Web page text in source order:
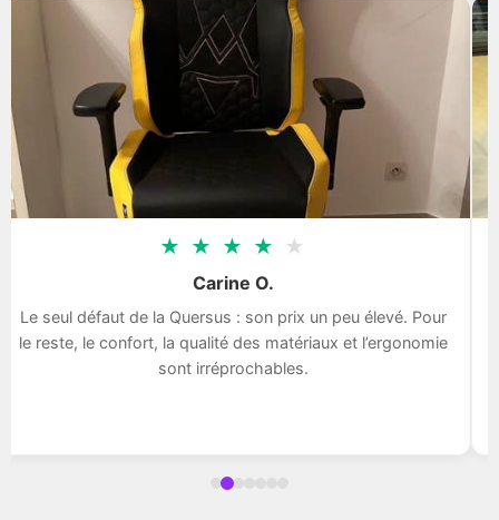
★ ★ ★ ★ ★
Carine O.
Le seul défaut de la Quersus : son prix un peu élevé. Pour
le reste, le confort, la qualité des matériaux et l’ergonomie
sont irréprochables.